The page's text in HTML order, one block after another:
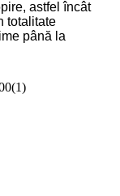
astfel încât
totalitate
până la